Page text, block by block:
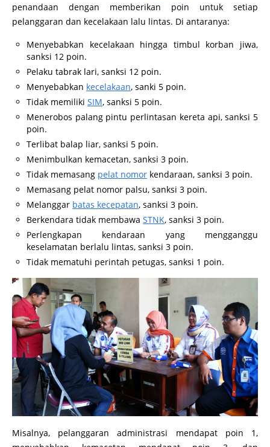
penandaan dengan memberikan poin untuk setiap
pelanggaran dan kecelakaan lalu lintas. Di antaranya:
Menyebabkan kecelakaan hingga timbul korban jiwa,
sanksi 12 poin.
Pelaku tabrak lari, sanksi 12 poin.
Menyebabkan kecelakaan, sanki 5 poin.
Tidak memiliki SIM, sanksi 5 poin.
Menerobos palang pintu perlintasan kereta api, sanksi 5
poin.
Terlibat balap liar, sanksi 5 poin.
Menimbulkan kemacetan, sanksi 3 poin.
Tidak memasang pelat nomor kendaraan, sanksi 3 poin.
Memasang pelat nomor palsu, sanksi 3 poin.
Melanggar batas kecepatan, sanksi 3 poin.
Berkendara tidak membawa STNK, sanksi 3 poin.
Perlengkapan kendaraan yang mengganggu
keselamatan berlalu lintas, sanksi 3 poin.
Tidak mematuhi perintah petugas, sanksi 1 poin.
Misalnya, pelanggaran administrasi mendapat poin 1,